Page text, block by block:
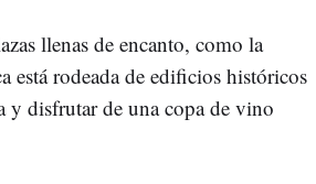
llenas de encanto, como la
está rodeada de edificios históricos
y disfrutar de una copa de vino